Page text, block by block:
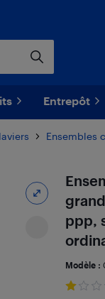
Entrepôt
Ensembles
ppp,
Modèle :